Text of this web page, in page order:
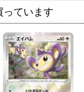
っています